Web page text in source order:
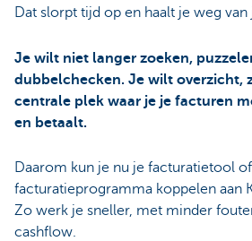
Dat slorpt tijd op en haalt je weg
Je wilt niet langer zoeken,
dubbelchecken. Je wilt overzicht,
centrale plek waar je je facturen
en betaalt.
Daarom kun je nu je facturatietool of
facturatieprogramma koppelen aan
Zo werk je sneller, met minder
cashflow.